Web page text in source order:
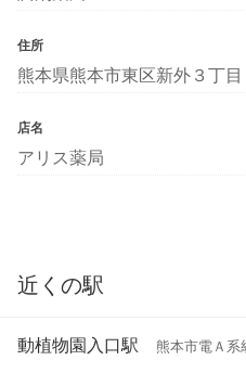
住所
熊本県熊本市東区新外３丁
店名
アリス薬局
近くの駅
動植物園入口駅 熊本市電Ａ系